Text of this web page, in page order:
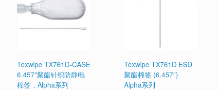
Texwipe TX761D-CASE
6.457″聚酯针织防静电
棉签，Alpha系列
Texwipe TX761D ESD
聚酯棉签 (6.457″)
Alpha系列